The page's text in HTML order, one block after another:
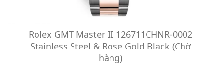
Rolex GMT Master II 126711CHNR-0002
Stainless Steel & Rose Gold Black (Chờ
hàng)